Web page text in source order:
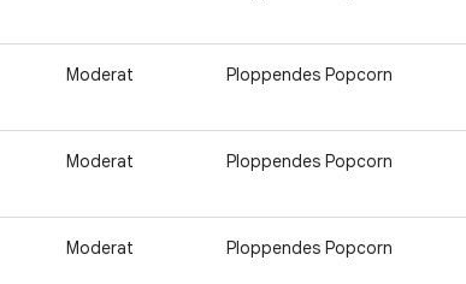
Moderat Ploppendes Popcorn
Moderat Ploppendes Popcorn
Moderat Ploppendes Popcorn